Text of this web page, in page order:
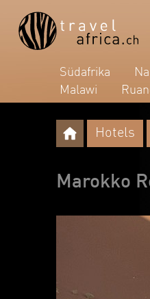
Südafrika
Malawi
Hotels
Marokko